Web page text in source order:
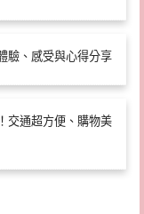
驗、感受與心得分享
交通超方便、購物美